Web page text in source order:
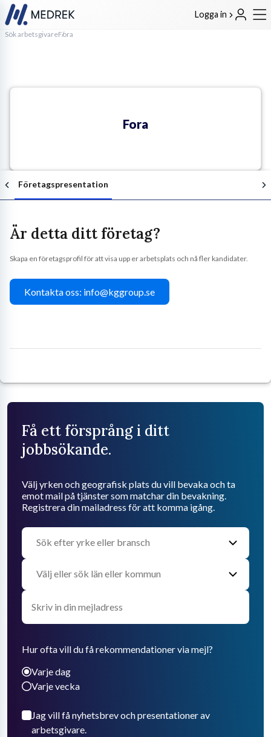
Logga in
Sök arbetsgivareFora
Fora
Företagspresentation
Är detta ditt företag?
Skapa en företagsprofil för att visa upp er arbetsplats och nå fler kandidater.
Kontakta oss: info@kggroup.se
Få ett försprång i ditt
jobbsökande.
Välj yrken och geografisk plats du vill bevaka och ta
emot mail på tjänster som matchar din bevakning.
Registrera din mailadress för att komma igång.
Hur ofta vill du få rekommendationer via mejl?
Varje dag
Varje vecka
Jag vill få nyhetsbrev och presentationer av
arbetsgivare.